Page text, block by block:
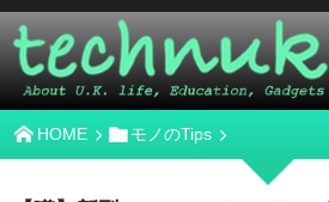
HOME モノのTips